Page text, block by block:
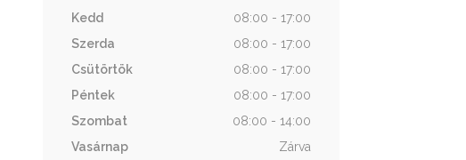
Kedd
08:00 - 17:00
Szerda
08:00 - 17:00
Csütörtök
08:00 - 17:00
Péntek
08:00 - 17:00
Szombat
08:00 - 14:00
Vasárnap
Zárva